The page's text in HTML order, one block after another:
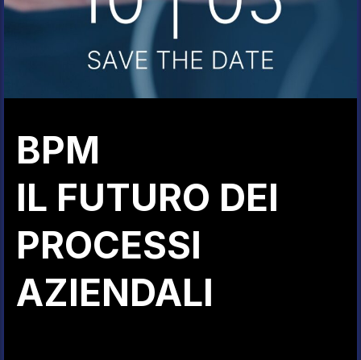
BPM
IL FUTURO DEI
PROCESSI
AZIENDALI